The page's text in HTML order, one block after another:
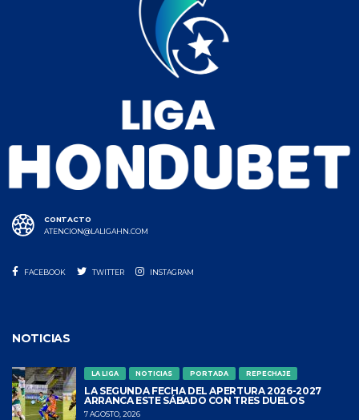
CONTACTO
ATENCION@LALIGAHN.COM
FACEBOOK TWITTER INSTAGRAM
NOTICIAS
LA LIGA NOTICIAS PORTADA REPECHAJE
LA SEGUNDA FECHA DEL APERTURA 2026-2027
ARRANCA ESTE SÁBADO CON TRES DUELOS
7 AGOSTO, 2026